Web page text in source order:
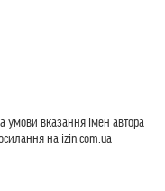
умови вказання імен автора
на izin.com.ua